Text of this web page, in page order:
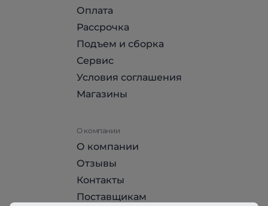
Оплата
Рассрочка
Подъем и сборка
Сервис
Условия соглашения
Магазины
О компании
О компании
Отзывы
Контакты
Поставщикам